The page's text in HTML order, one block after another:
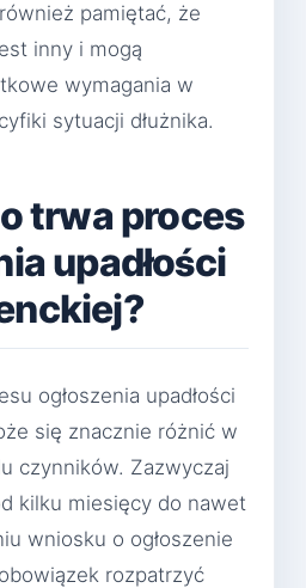
pamiętać, że
inny i mogą
wymagania w
sytuacji dłużnika.
trwa proces
upadłości
ogłoszenia upadłości
się znacznie różnić w
czynników. Zazwyczaj
kilku miesięcy do nawet
wniosku o ogłoszenie
rozpatrzyć